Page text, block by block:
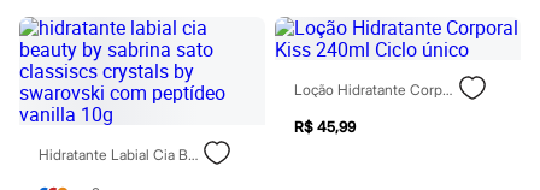
Calçados
Guarda-roupa
Moda esportiva
Plus size
Special Basics
Calçados
Novidades
Hidratante Labial Cia Beauty By Sabrina Sato Classiscs Crystals By Swarovski Com Peptídeo Vanilla 10g
Loção Hidratante Corporal Kiss 240ml Ciclo Único
R$ 45,99